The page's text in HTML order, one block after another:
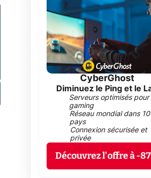
CyberGhost
Diminuez le Ping et le
Serveurs optimisés pour
gaming
Réseau mondial dans
pays
Connexion sécurisée et
privée
Découvrez l'offre à -